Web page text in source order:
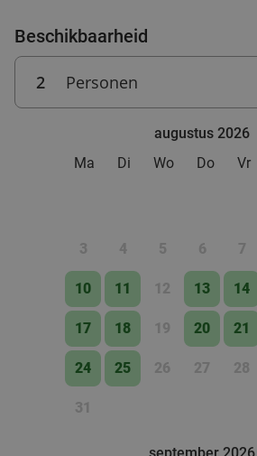
Lunch voor 2 bij Fletcher Hotels
Beschikbaarheid
2 Personen
augustus 2026
Ma
Di Wo Do Vr
3 4 5 6 7
10 11 12 13 14
17 18 19 20 21
24 25 26 27 28
31